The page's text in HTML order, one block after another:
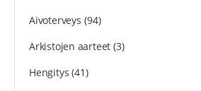
Aivoterveys (94)
Arkistojen aarteet (3)
Hengitys (41)